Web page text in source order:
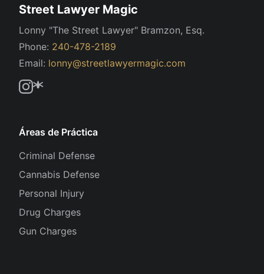
Street Lawyer Magic
Lonny "The Street Lawyer" Bramzon, Esq.
Phone: 240-478-2189
Email: lonny@streetlawyermagic.com
Áreas de Práctica
Criminal Defense
Cannabis Defense
Personal Injury
Drug Charges
Gun Charges